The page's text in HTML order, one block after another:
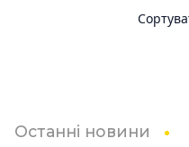
Останні новини